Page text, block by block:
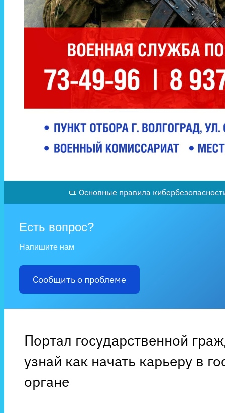
📜 Основные правила
Есть вопрос?
Напишите нам
Сообщить о проблеме
Портал государственной
узнай как начать карьеру в
органе